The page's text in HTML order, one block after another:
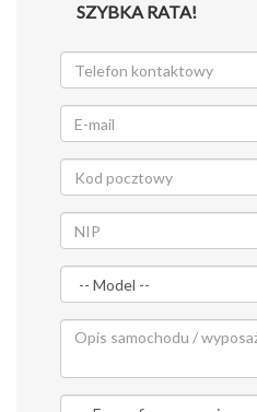
SZYBKA RATA!